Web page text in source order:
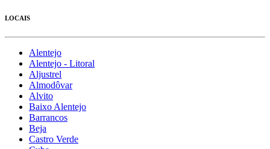
LOCAIS
Alentejo
Alentejo - Litoral
Aljustrel
Almodôvar
Alvito
Baixo Alentejo
Barrancos
Beja
Castro Verde